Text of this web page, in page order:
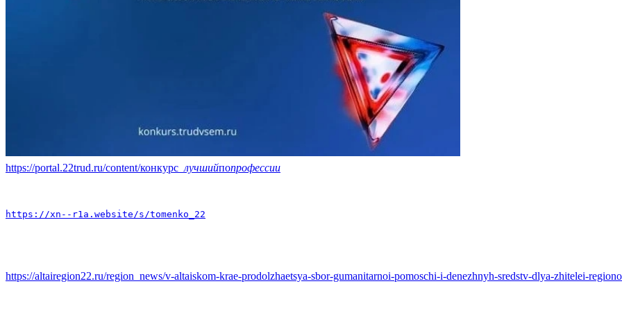
https://portal.22trud.ru/content/конкурс _лучшийпопрофессии
https://xn--r1a.website/s/tomenko_22
https://altairegion22.ru/region_news/v-altaiskom-krae-prodolzhaetsya-sbor-gumanitarnoi-pomoschi-i-denezhnyh-sredstv-dlya-zhitelei-